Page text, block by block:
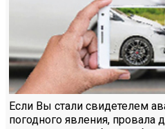
Если Вы стали свидетелем
погодного явления, провала